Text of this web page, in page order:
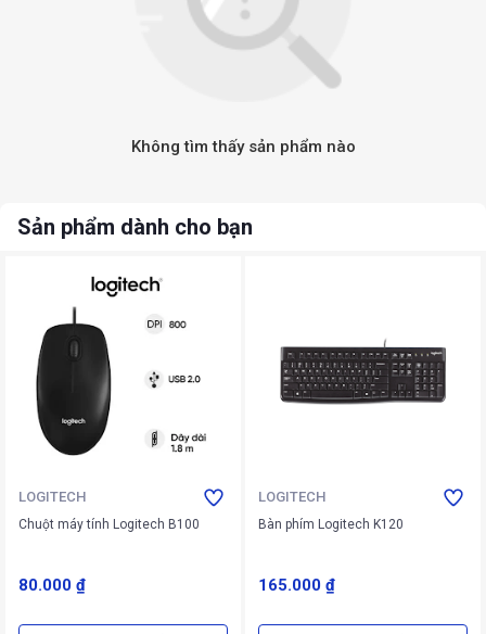
Không tìm thấy sản phẩm nào
Sản phẩm dành cho bạn
LOGITECH
Chuột máy tính Logitech B100
80.000 ₫
LOGITECH
Bàn phím Logitech K120
165.000 ₫